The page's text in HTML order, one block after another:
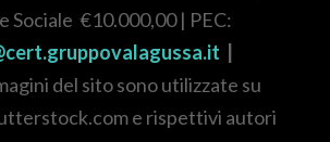
Sociale €10.000,00| PEC:
|
del sito sono utilizzate su
e rispettivi autori